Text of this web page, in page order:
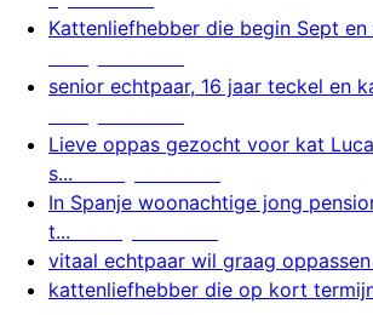
Kattenliefhebber die begin Sept
senior echtpaar, 16 jaar teckel en
Lieve oppas gezocht voor kat
s...
In Spanje woonachtige jong
t...
vitaal echtpaar wil graag oppassen
kattenliefhebber die op kort